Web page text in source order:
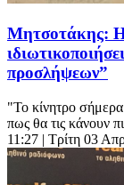
Μητσοτάκης: Η
προσλήψεων”
"Το κίνητρο
πως θα τις κάνουν
11:27 | Τρίτη 03